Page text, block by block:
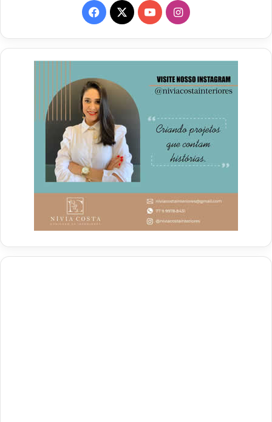
Facebook
X YouTubeInstagram